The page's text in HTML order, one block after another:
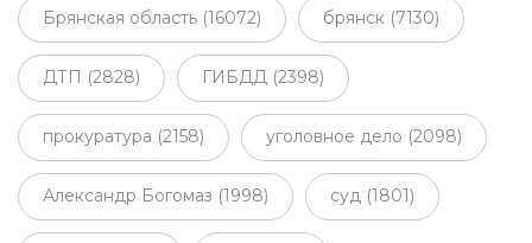
Брянская область (16072) брянск (7130)
ДТП (2828) ГИБДД (2398)
прокуратура (2158) уголовное дело (2098)
Александр Богомаз (1998) суд (1801)